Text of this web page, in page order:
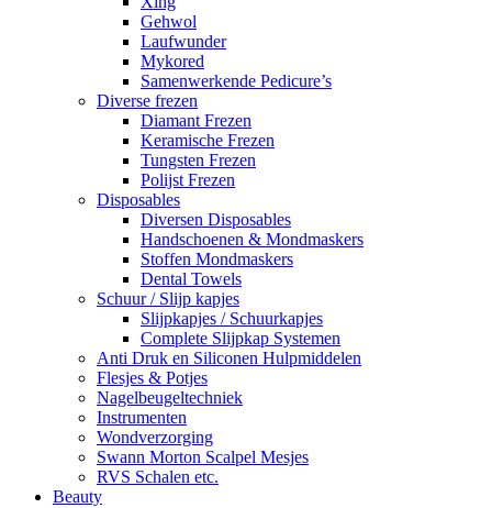
Gehwol
Laufwunder
Mykored
Samenwerkende Pedicure’s
Diverse frezen
Diamant Frezen
Keramische Frezen
Tungsten Frezen
Polijst Frezen
Disposables
Diversen Disposables
Handschoenen & Mondmaskers
Stoffen Mondmaskers
Dental Towels
Schuur / Slijp kapjes
Slijpkapjes / Schuurkapjes
Complete Slijpkap Systemen
Anti Druk en Siliconen Hulpmiddelen
Flesjes & Potjes
Nagelbeugeltechniek
Instrumenten
Wondverzorging
Swann Morton Scalpel Mesjes
RVS Schalen etc.
Beauty